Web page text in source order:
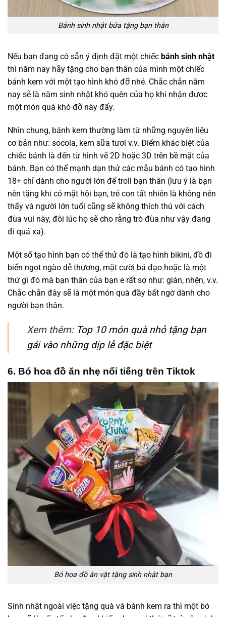
Bánh sinh nhật bửa tặng bạn thân
Nếu bạn đang có sẵn ý định đặt một chiếc bánh sinh nhật
thì năm nay hãy tặng cho bạn thân của mình một chiếc
bánh kem với một tạo hình khó đỡ nhé. Chắc chắn năm
nay sẽ là năm sinh nhật khó quên của họ khi nhận được
một món quà khó đỡ này đấy.
Nhìn chung, bánh kem thường làm từ những nguyên liệu
cơ bản như: socola, kem sữa tươi v.v. Điểm khác biệt của
chiếc bánh là đến từ hình vẽ 2D hoặc 3D trên bề mặt của
bánh. Bạn có thể mạnh dạn thử các mẫu bánh có tạo hình
18+ chỉ dành cho người lớn để troll bạn thân (lưu ý là bạn
nên tặng khi có mặt hội bạn, trẻ con tất nhiên là không nên
thấy và người lớn tuổi cũng sẽ không thích thú với cách
đùa vui này, đôi lúc họ sẽ cho rằng trò đùa như vậy đang
đi quá xa).
Một số tạo hình bạn có thể thử đó là tạo hình bikini, đồ đi
biển ngọt ngào dễ thương, mặt cười bá đạo hoặc là một
thứ gì đó mà bạn thân của bạn e rất sợ như: gián, nhện, v.v.
Chắc chắn đây sẽ là một món quà đầy bất ngờ dành cho
người bạn thân.
Xem thêm: Top 10 món quà nhỏ tặng bạn
gái vào những dịp lễ đặc biệt
6. Bó hoa đồ ăn nhẹ nổi tiếng trên Tiktok
Bó hoa đồ ăn vặt tặng sinh nhật bạn
Sinh nhật ngoài việc tặng quà và bánh kem ra thì một bó